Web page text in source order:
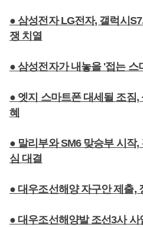
● 삼성전자 LG전자, 갤럭시
쟁 치열
● 삼성전자가 내놓을 '접는 스
● 엣지 스마트폰 대세될 조짐
혜
● 말리부와 SM6 맞승부 시작
심 대결
● 대우조선해양 자구안 제출,
● 대우조선해양발 조선3사